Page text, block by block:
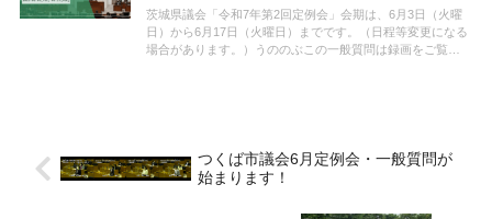
茨城県議会「令和7年第2回定例会」会期は、6月3日（火曜
日）から6月17日（火曜日）までです。（日程等変更になる
場合があります。）うののぶこの一般質問は録画をご覧く
つくば市議会6月定例会・一般質問が
始まります！